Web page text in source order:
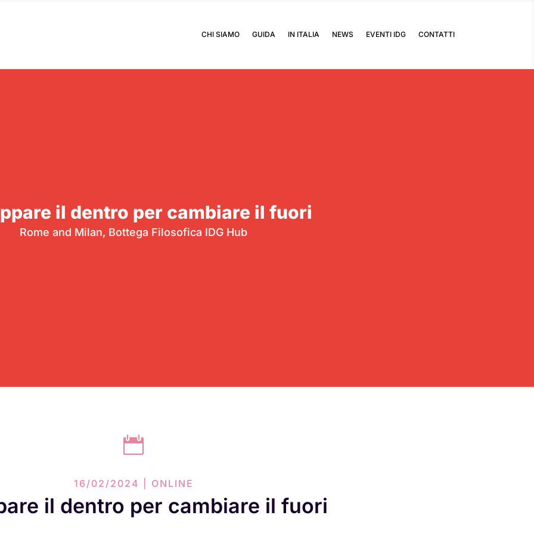
CHI SIAMO GUIDA IN ITALIA NEWS EVENTI IDG CONTATTI
il dentro per cambiare il fuori
Rome and Milan, Bottega Filosofica IDG Hub

16/02/2024 | ONLINE
il dentro per cambiare il fuori